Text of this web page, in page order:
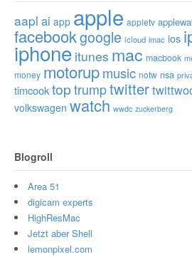
aapl ai app apple appletv
facebookgoogle icloud imac ios
iphone itunes mac macbook
money motorupmusic notw nsa
timcooktop trumptwitter
volkswagen watch wwdc zuckerberg
Blogroll
Area 51
digicam experts
HighResMac
Jetzt aber Shell
lemonpixel.com